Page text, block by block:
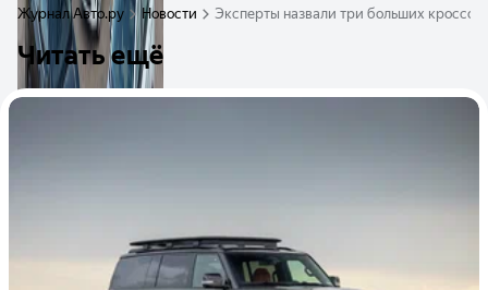
Журнал Авто.ру Новости Эксперты назвали три больших
Читать ещё